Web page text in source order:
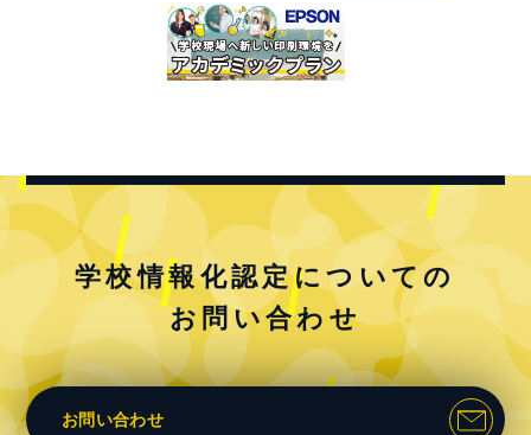
学校情報化認定についての
お問い合わせ
お問い合わせ